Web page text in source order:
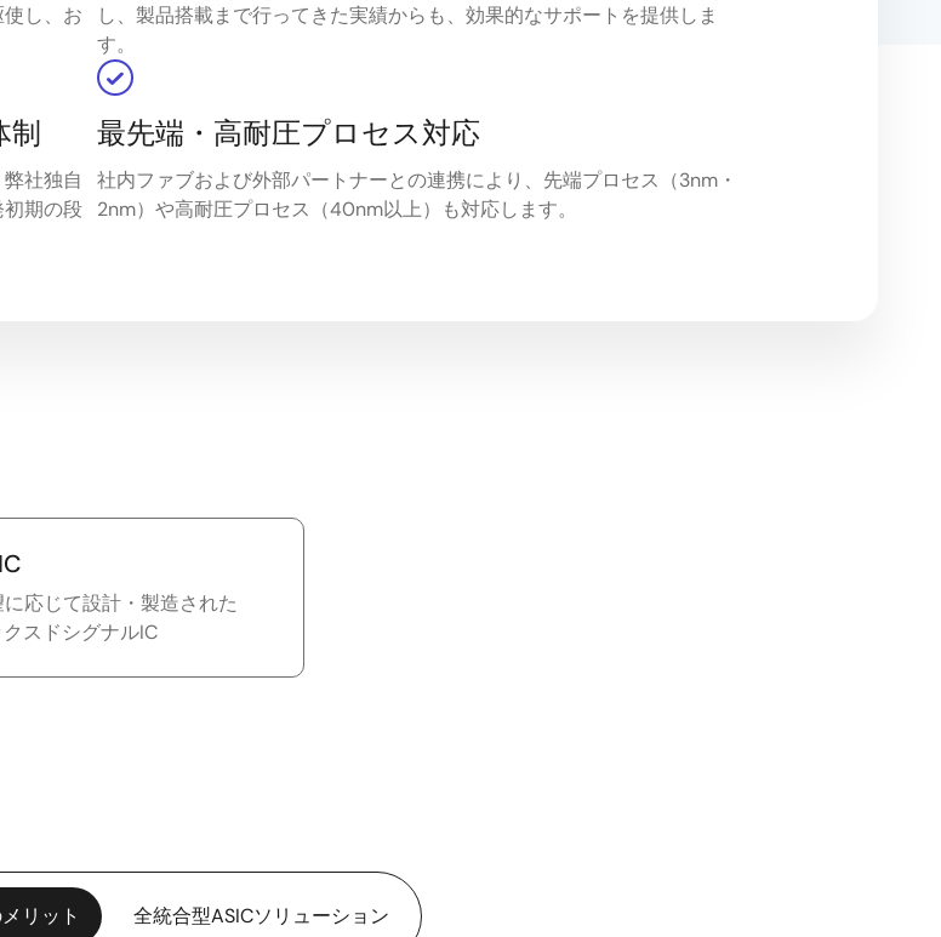
し、お
し、製品搭載まで行ってきた実績からも、効果的なサポートを提供しま
す。
制
社独自
期の段
最先端・高耐圧プロセス対応
社内ファブおよび外部パートナーとの連携により、先端プロセス（3nm・
2nm）や高耐圧プロセス（40nm以上）も対応します。
応じて設計・製造された
スドシグナルIC
リット 全統合型ASICソリューション